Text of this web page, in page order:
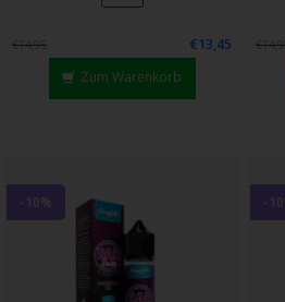
€14,95
€13,45
Zum Warenkorb
-10% -